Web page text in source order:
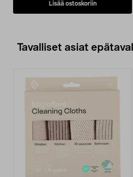
Lisää ostoskoriin
Tavalliset asiat